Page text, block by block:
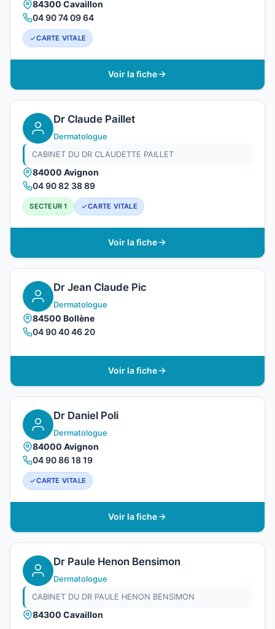
84300 Cavaillon
04 90 74 09 64
CARTE VITALE
Voir la fiche
Dr Claude Paillet
Dermatologue
CABINET DU DR CLAUDETTE PAILLET
84000 Avignon
04 90 82 38 89
SECTEUR 1 CARTE VITALE
Voir la fiche
Dr Jean Claude Pic
Dermatologue
84500 Bollène
04 90 40 46 20
Voir la fiche
Dr Daniel Poli
Dermatologue
84000 Avignon
04 90 86 18 19
CARTE VITALE
Voir la fiche
Dr Paule Henon Bensimon
Dermatologue
CABINET DU DR PAULE HENON BENSIMON
84300 Cavaillon